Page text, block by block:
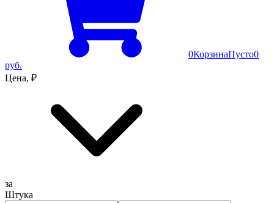
0КорзинаПусто0
руб.
Цена, ₽
за
Штука